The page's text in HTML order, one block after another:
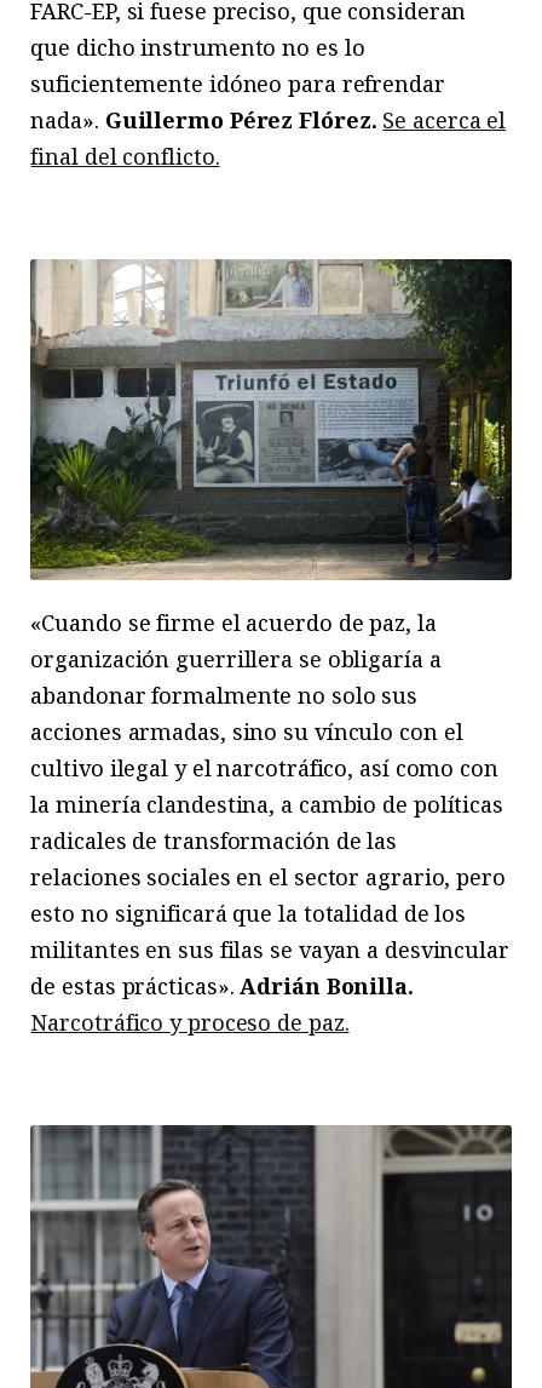
FARC-EP, si fuese preciso, que consideran
que dicho instrumento no es lo
suficientemente idóneo para refrendar
nada». Guillermo Pérez Flórez. Se acerca el
final del conflicto.
«Cuando se firme el acuerdo de paz, la
organización guerrillera se obligaría a
abandonar formalmente no solo sus
acciones armadas, sino su vínculo con el
cultivo ilegal y el narcotráfico, así como con
la minería clandestina, a cambio de políticas
radicales de transformación de las
relaciones sociales en el sector agrario, pero
esto no significará que la totalidad de los
militantes en sus filas se vayan a desvincular
de estas prácticas».Adrián Bonilla.
Narcotráfico y proceso de paz.